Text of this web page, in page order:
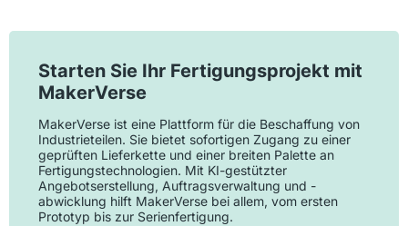
Starten Sie Ihr Fertigungsprojekt mit
MakerVerse
MakerVerse ist eine Plattform für die Beschaffung von
Industrieteilen. Sie bietet sofortigen Zugang zu einer
geprüften Lieferkette und einer breiten Palette an
Fertigungstechnologien. Mit KI-gestützter
Angebotserstellung, Auftragsverwaltung und -
abwicklung hilft MakerVerse bei allem, vom ersten
Prototyp bis zur Serienfertigung.